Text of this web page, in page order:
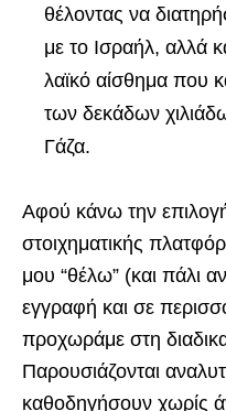
θέλοντας να
με το Ισραήλ, αλλά
λαϊκό αίσθημα που
των δεκάδων
Γάζα.
Αφού κάνω την
στοιχηματικής
μου “θέλω” (και πάλι
εγγραφή και σε
προχωράμε στη
Παρουσιάζονται
καθοδηγήσουν χωρίς